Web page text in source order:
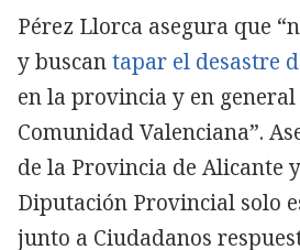
Pérez Llorca asegura que
y buscantapar el desastre
en la provincia y en
Comunidad Valenciana”.
de la Provincia de Alicante
Diputación Provincial solo
junto a Ciudadanos